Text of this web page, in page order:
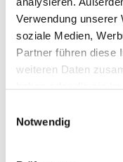
Verwendung unserer
soziale Medien,
Partner führen diese
weiteren Daten
haben oder die sie
Notwendig
vor 2 Jahren
Anonymaus
vor 2 Jahren
Anonymaus